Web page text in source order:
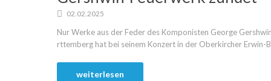
02.02.2025
Nur Werke aus der Feder des Komponisten George
rttemberg hat bei seinem Konzert in der Oberkircher Erwin-
weiterlesen